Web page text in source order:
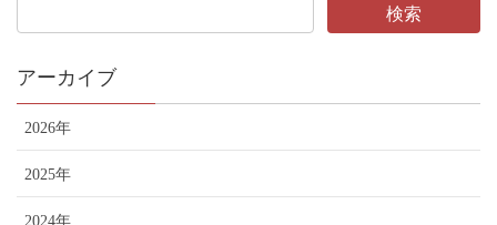
アーカイブ
2026年
2025年
2024年